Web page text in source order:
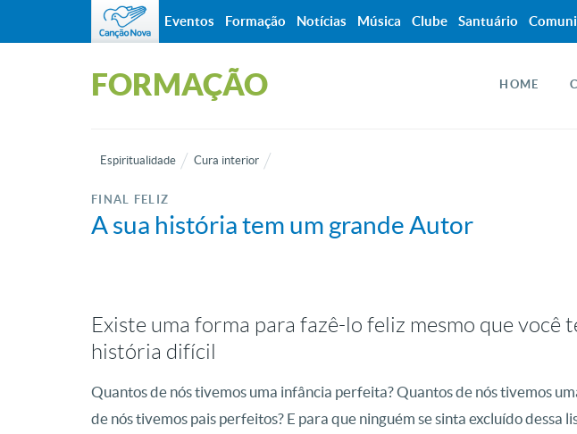
FORMAÇÃO HOME
Espiritualidade Cura interior
FINAL FELIZ
A sua história tem um grande Autor
Existe uma forma para fazê-lo feliz mesmo que você
história difícil
Quantos de nós tivemos uma infância perfeita? Quantos de nós tivemos
de nós tivemos pais perfeitos? E para que ninguém se sinta excluído dessa
Eventos Formação Notícias Música Clube Santuário